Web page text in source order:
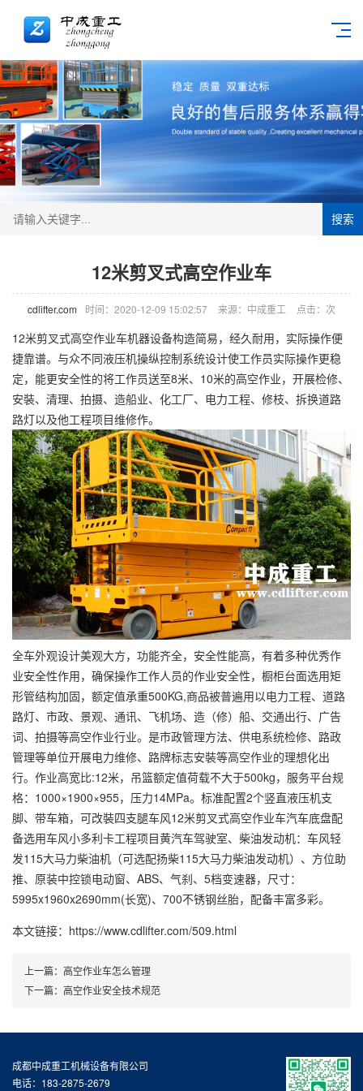
搜索
12米剪叉式高空作业车
cdlifter.com 时间：2020-12-09 15:02:57 来源：中成重工 点击： 次
12米剪叉式高空作业车机器设备构造简易，经久耐用，实际操作便
捷靠谱。与众不同液压机操纵控制系统设计使工作员实际操作更稳
定，能更安全性的将工作员送至8米、10米的高空作业，开展检修、
安裝、清理、拍摄、造船业、化工厂、电力工程、修枝、拆换道路
路灯以及他工程项目维修作。
全车外观设计美观大方，功能齐全，安全性能高，有着多种优秀作
业安全性作用，确保操作工作人员的作业安全性，橱柜台面选用矩
形管结构加固，额定值承重500KG,商品被普遍用以电力工程、道路
路灯、市政、景观、通讯、飞机场、造（修）船、交通出行、广告
词、拍摄等高空作业行业。是市政管理方法、供电系统检修、路政
管理等单位开展电力维修、路牌标志安裝等高空作业的理想化出
行。作业高宽比:12米，吊篮额定值荷载不大于500kg，服务平台规
格：1000×1900×955，压力14MPa。标准配置2个竖直液压机支
脚、带车箱，可改裝四支腿车风12米剪叉式高空作业车汽车底盘配
备选用车风小多利卡工程项目黄汽车驾驶室、柴油发动机：车风轻
发115大马力柴油机（可选配扬柴115大马力柴油发动机）、方位助
推、原装中控锁电动窗、ABS、气刹、5档变速器，尺寸：
5995x1960x2690mm(长宽)、700不锈钢丝胎，配备丰富多彩。
本文链接：https://www.cdlifter.com/509.html
上一篇： 高空作业车怎么管理
下一篇： 高空作业安全技术规范
成都中成重工机械设备有限公司
电话：183-2875-2679